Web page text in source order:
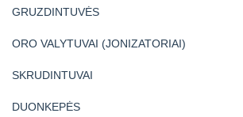
GRUZDINTUVĖS
ORO VALYTUVAI (JONIZATORIAI)
SKRUDINTUVAI
DUONKEPĖS